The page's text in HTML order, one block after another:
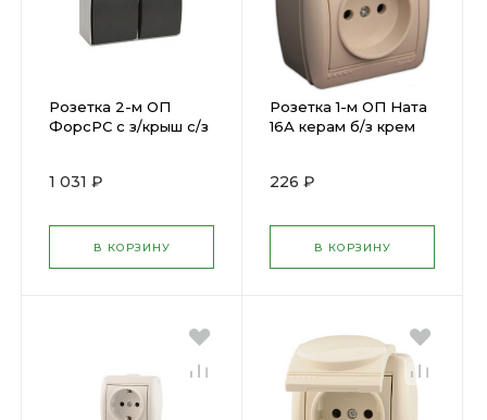
Розетка 2-м ОП
ФорсРС с з/крыш с/з
1 031 ₽
В КОРЗИНУ
Розетка 1-м ОП Ната
16А керам б/з крем
226 ₽
В КОРЗИНУ